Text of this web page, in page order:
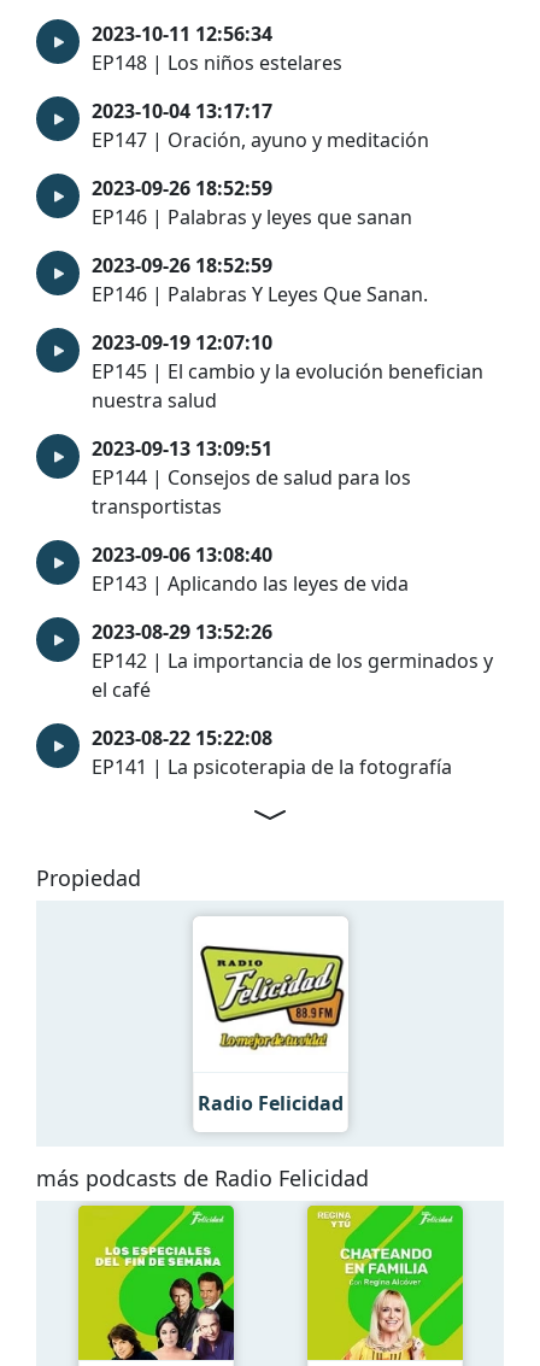
2023-10-11 12:56:34
EP148 | Los niños estelares
2023-10-04 13:17:17
EP147 | Oración, ayuno y meditación
2023-09-26 18:52:59
EP146 | Palabras y leyes que sanan
2023-09-26 18:52:59
EP146 | Palabras Y Leyes Que Sanan.
2023-09-19 12:07:10
EP145 | El cambio y la evolución benefician
nuestra salud
2023-09-13 13:09:51
EP144 | Consejos de salud para los
transportistas
2023-09-06 13:08:40
EP143 | Aplicando las leyes de vida
2023-08-29 13:52:26
EP142 | La importancia de los germinados y
el café
2023-08-22 15:22:08
EP141 | La psicoterapia de la fotografía
Propiedad
Radio Felicidad
más podcasts de Radio Felicidad